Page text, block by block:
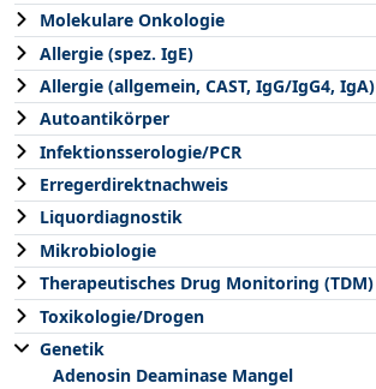
Molekulare Onkologie
Allergie (spez. IgE)
Allergie (allgemein, CAST, IgG/IgG4, IgA)
Autoantikörper
Infektionsserologie/PCR
Erregerdirektnachweis
Liquordiagnostik
Mikrobiologie
Therapeutisches Drug Monitoring (TDM)
Toxikologie/Drogen
Genetik
Adenosin Deaminase Mangel